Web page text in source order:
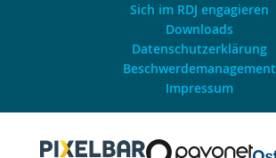
Sich im RDJ engagieren
Downloads
Datenschutzerklärung
Beschwerdemanagement
Impressum